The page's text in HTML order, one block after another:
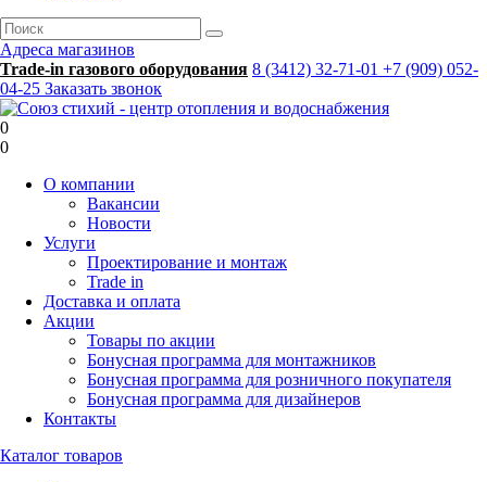
Адреса магазинов
Trade-in газового оборудования 8 (3412) 32-71-01 +7 (909) 052-
04-25 Заказать звонок
0
0
О компании
Вакансии
Новости
Услуги
Проектирование и монтаж
Trade in
Доставка и оплата
Акции
Товары по акции
Бонусная программа для монтажников
Бонусная программа для розничного покупателя
Бонусная программа для дизайнеров
Контакты
Каталог товаров